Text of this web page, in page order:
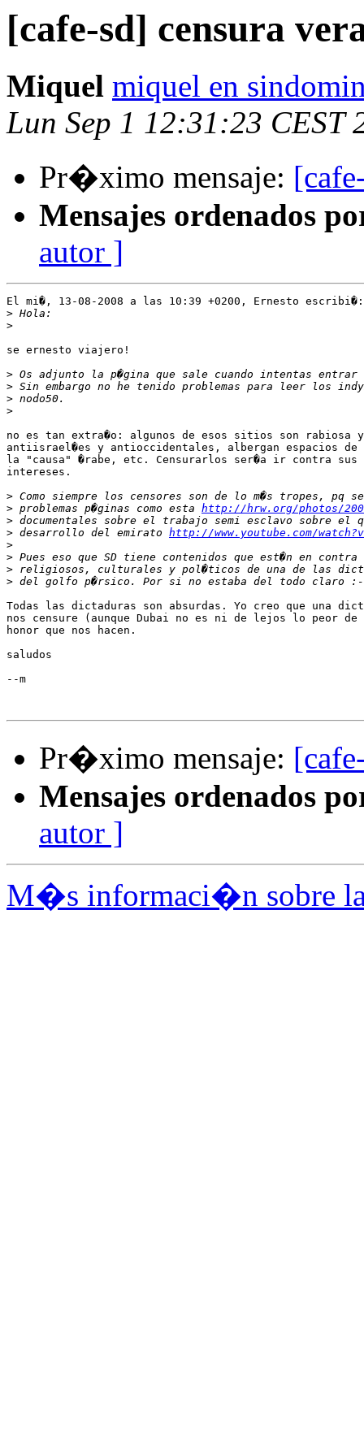
[cafe-sd] censura
Miquel miquel en
Lun Sep 1 12:31:23 CEST
Pr�ximo mensaje:
Mensajes ordenados
autor ]
El mi�, 13-08-2008 a las 10:39 +0200, Ernesto escribi�:
>
>
se ernesto viajero!
>
>
>
>
no es tan extra�o: algunos de esos sitios son rabiosa y
antiisrael�es y antioccidentales, albergan espacios de
la "causa" �rabe, etc. Censurarlos ser�a ir contra sus
intereses.
>
> problemas p�ginas como esta http://hrw.org/photos/
>
> desarrollo del emirato http://www.youtube.com/
>
>
>
>
Todas las dictaduras son absurdas. Yo creo que una
nos censure (aunque Dubai no es ni de lejos lo peor de
honor que nos hacen.
saludos
--m
Pr�ximo mensaje:
Mensajes ordenados
autor ]
M�s informaci�n sobre